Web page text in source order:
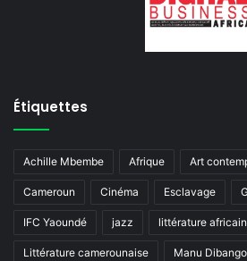
Étiquettes
Achille Mbembe Afrique Art
Cameroun Cinéma Esclavage
IFC Yaoundé jazz littérature
Littérature camerounaise Manu Dibango